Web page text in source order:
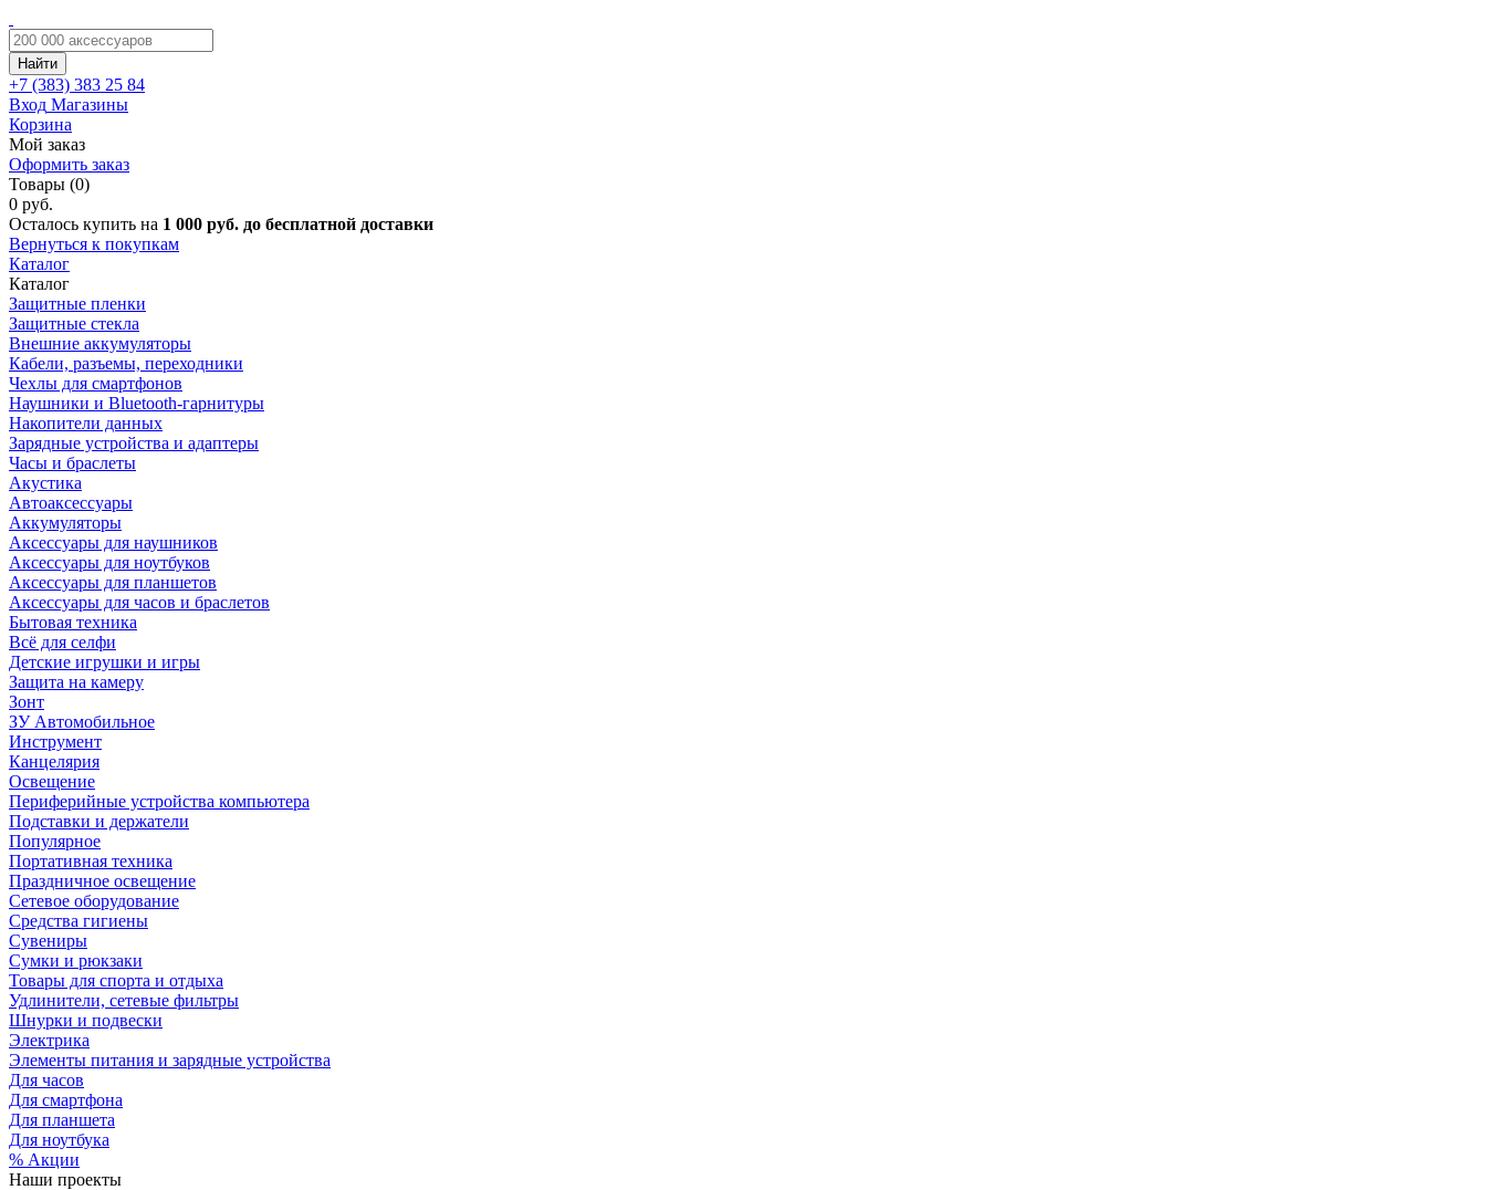
Найти
+7 (383) 383 25 84
Вход Магазины
Корзина
Мой заказ
Оформить заказ
Товары (0)
0 руб.
Осталось купить на 1 000 руб. до бесплатной доставки
Вернуться к покупкам
Каталог
Каталог
Защитные пленки
Защитные стекла
Внешние аккумуляторы
Кабели, разъемы, переходники
Чехлы для смартфонов
Наушники и Bluetooth-гарнитуры
Накопители данных
Зарядные устройства и адаптеры
Часы и браслеты
Акустика
Автоаксессуары
Аккумуляторы
Аксессуары для наушников
Аксессуары для ноутбуков
Аксессуары для планшетов
Аксессуары для часов и браслетов
Бытовая техника
Всё для селфи
Детские игрушки и игры
Защита на камеру
Зонт
ЗУ Автомобильное
Инструмент
Канцелярия
Освещение
Периферийные устройства компьютера
Подставки и держатели
Популярное
Портативная техника
Праздничное освещение
Сетевое оборудование
Средства гигиены
Сувениры
Сумки и рюкзаки
Товары для спорта и отдыха
Удлинители, сетевые фильтры
Шнурки и подвески
Электрика
Элементы питания и зарядные устройства
Для часов
Для смартфона
Для планшета
Для ноутбука
% Акции
Наши проекты